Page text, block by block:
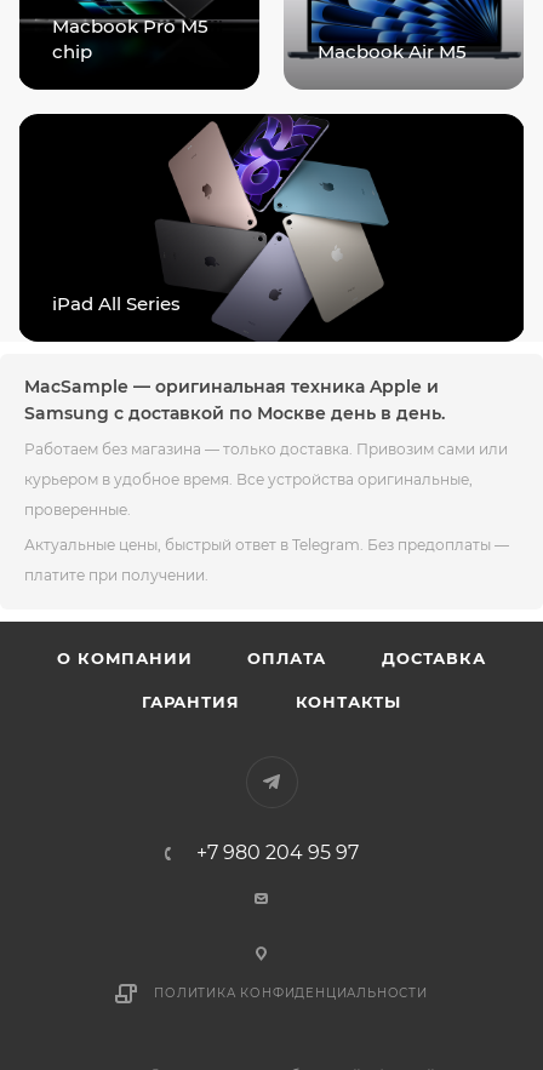
Macbook Pro M5
chip
Macbook Air M5
iPad All Series
MacSample — оригинальная техника Apple и
Samsung с доставкой по Москве день в день.
Работаем без магазина — только доставка. Привозим сами или
курьером в удобное время. Все устройства оригинальные,
проверенные.
Актуальные цены, быстрый ответ в Telegram. Без предоплаты —
платите при получении.
О КОМПАНИИ ОПЛАТА ДОСТАВКА
ГАРАНТИЯ КОНТАКТЫ
+7 980 204 95 97
ПОЛИТИКА КОНФИДЕНЦИАЛЬНОСТИ